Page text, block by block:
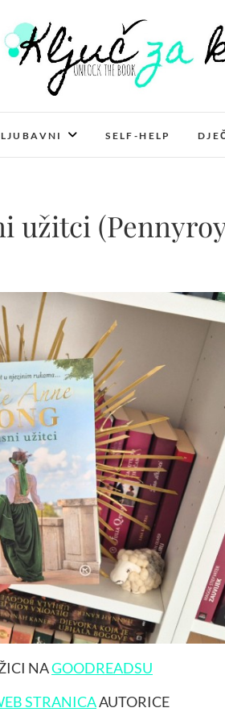
za knjigu
LJUBAVNI SELF-HELP
užitci
NAGOODREADSU
STRANICAAUTORICE